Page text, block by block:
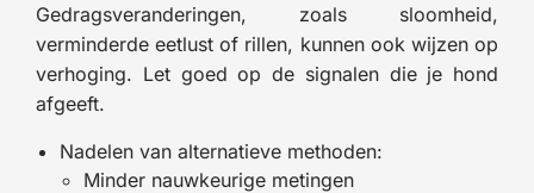
Gedragsveranderingen, zoals sloomheid,
verminderde eetlust of rillen, kunnen ook wijzen op
verhoging. Let goed op de signalen die je hond
afgeeft.
Nadelen van alternatieve methoden:
Minder nauwkeurige metingen